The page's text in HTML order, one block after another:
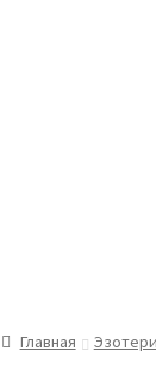
Главная